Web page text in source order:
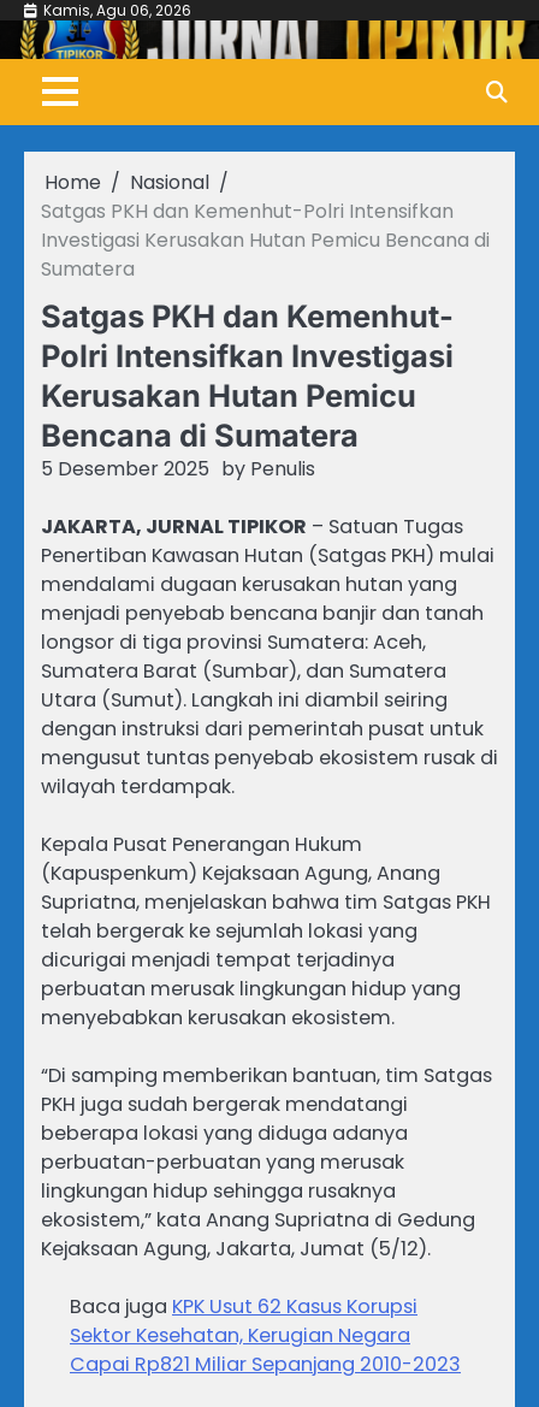
Skip
content
Kamis, Agu 06, 2026
Home
Nasional
Satgas PKH dan Kemenhut-Polri Intensifkan
Investigasi Kerusakan Hutan Pemicu Bencana di
Sumatera
Satgas PKH dan Kemenhut-
Polri Intensifkan Investigasi
Kerusakan Hutan Pemicu
Bencana di Sumatera
5 Desember 2025 by Penulis
JAKARTA, JURNAL TIPIKOR – Satuan Tugas
Penertiban Kawasan Hutan (Satgas PKH) mulai
mendalami dugaan kerusakan hutan yang
menjadi penyebab bencana banjir dan tanah
longsor di tiga provinsi Sumatera: Aceh,
Sumatera Barat (Sumbar), dan Sumatera
Utara (Sumut). Langkah ini diambil seiring
dengan instruksi dari pemerintah pusat untuk
mengusut tuntas penyebab ekosistem rusak di
wilayah terdampak.
​Kepala Pusat Penerangan Hukum
(Kapuspenkum) Kejaksaan Agung, Anang
Supriatna, menjelaskan bahwa tim Satgas PKH
telah bergerak ke sejumlah lokasi yang
dicurigai menjadi tempat terjadinya
perbuatan merusak lingkungan hidup yang
menyebabkan kerusakan ekosistem.
​“Di samping memberikan bantuan, tim Satgas
PKH juga sudah bergerak mendatangi
beberapa lokasi yang diduga adanya
perbuatan-perbuatan yang merusak
lingkungan hidup sehingga rusaknya
ekosistem,” kata Anang Supriatna di Gedung
Kejaksaan Agung, Jakarta, Jumat (5/12).
Baca juga KPK Usut 62 Kasus Korupsi
Sektor Kesehatan, Kerugian Negara
Capai Rp821 Miliar Sepanjang 2010-2023